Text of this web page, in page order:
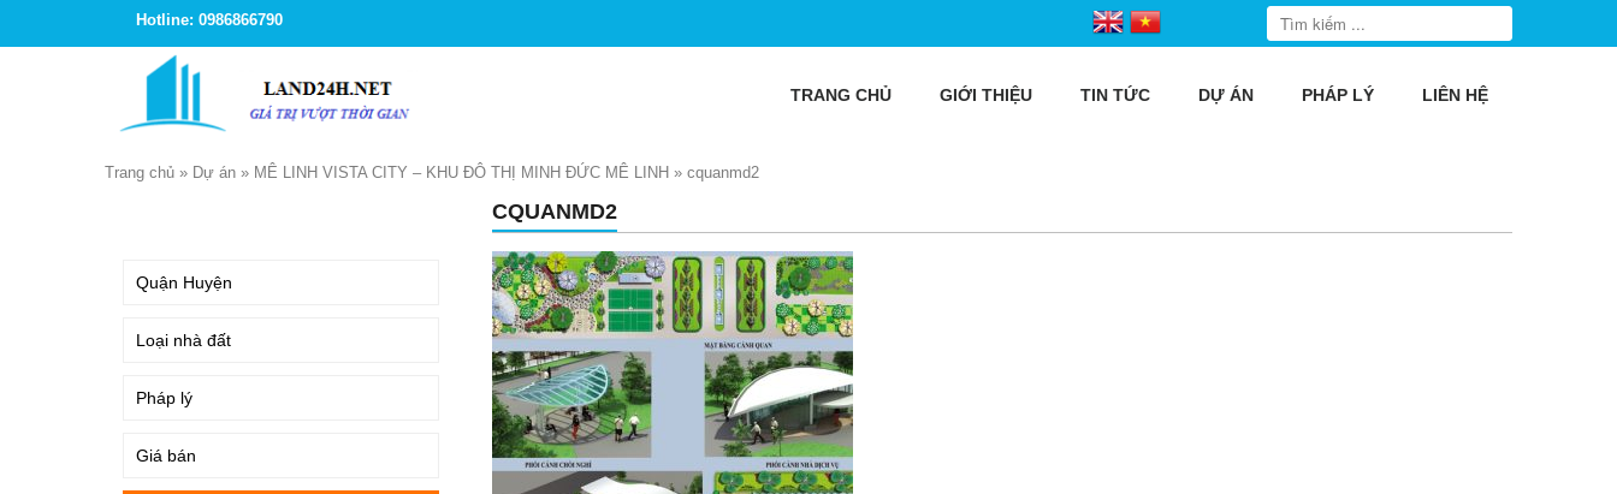
Hotline: 0986866790
TRANG CHỦ GIỚI THIỆU TIN TỨC DỰ ÁN PHÁP LÝ LIÊN HỆ
Trang chủ » Dự án » MÊ LINH VISTA CITY – KHU ĐÔ THỊ MINH ĐỨC MÊ LINH » cquanmd2
CQUANMD2